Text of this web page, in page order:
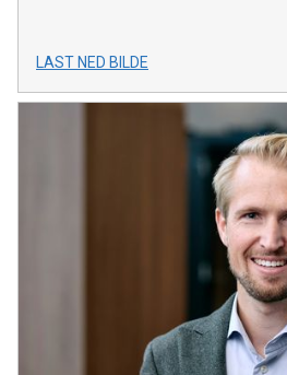
LAST NED BILDE